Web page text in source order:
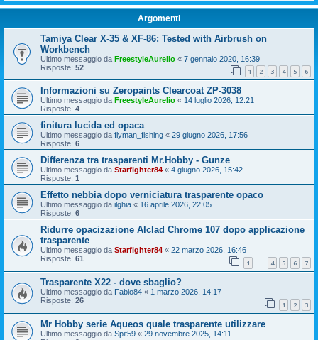
Argomenti
Tamiya Clear X-35 & XF-86: Tested with Airbrush on
Workbench
Ultimo messaggio da FreestyleAurelio « 7 gennaio 2020, 16:39
Risposte: 52 1 2 3 4 5 6
Informazioni su Zeropaints Clearcoat ZP-3038
Ultimo messaggio da FreestyleAurelio « 14 luglio 2026, 12:21
Risposte: 4
finitura lucida ed opaca
Ultimo messaggio da flyman_fishing « 29 giugno 2026, 17:56
Risposte: 6
Differenza tra trasparenti Mr.Hobby - Gunze
Ultimo messaggio da Starfighter84 « 4 giugno 2026, 15:42
Risposte: 1
Effetto nebbia dopo verniciatura trasparente opaco
Ultimo messaggio da ilghia « 16 aprile 2026, 22:05
Risposte: 6
Ridurre opacizazione Alclad Chrome 107 dopo applicazione
trasparente
Ultimo messaggio da Starfighter84 « 22 marzo 2026, 16:46
Risposte: 61 1 … 4 5 6 7
Trasparente X22 - dove sbaglio?
Ultimo messaggio da Fabio84 « 1 marzo 2026, 14:17
Risposte: 26 1 2 3
Mr Hobby serie Aqueos quale trasparente utilizzare
Ultimo messaggio da Spit59 « 29 novembre 2025, 14:11